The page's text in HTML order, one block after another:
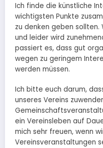
Ich finde die künstliche
wichtigsten Punkte
zu denken geben sollten.
und leider wird
passiert es, dass gut
wegen zu geringem
werden müssen.
Ich bitte euch darum,
unseres Vereins
ein Vereinsleben auf
mich sehr freuen, wenn
Vereinsveranstaltungen